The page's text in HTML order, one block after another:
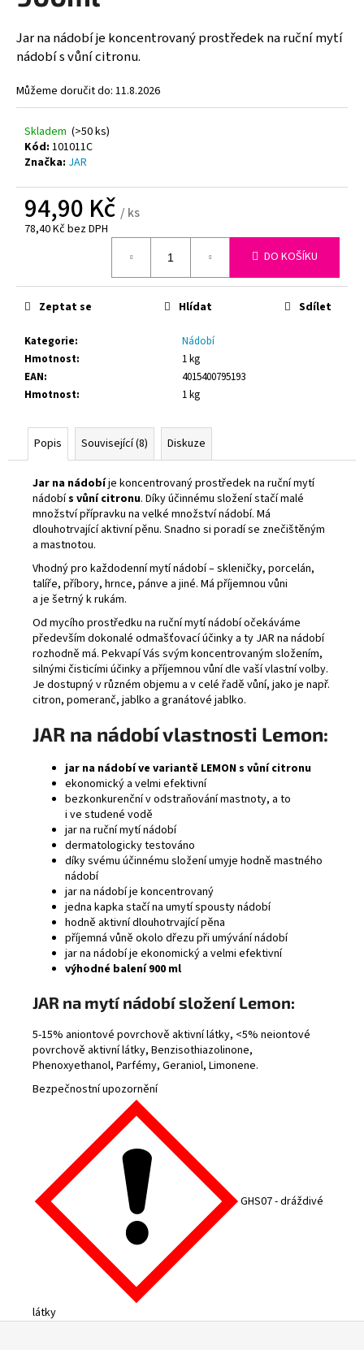
hvězdiček.
Jar na nádobí je koncentrovaný prostředek na ruční mytí
nádobí s vůní citronu.
Můžeme doručit do: 11.8.2026
Skladem (>50 ks)
Kód: 101011C
Značka: JAR
94,90 Kč / ks
78,40 Kč bez DPH
DO KOŠÍKU
Kategorie:
Nádobí
Hmotnost:
1 kg
EAN:
4015400795193
Hmotnost: 1 kg
Zeptat se Hlídat Sdílet
Popis Související (8) Diskuze
Jar na nádobíje koncentrovaný prostředek na ruční mytí
nádobís vůní citronu. Díky účinnému složení stačí malé
množství přípravku na velké množství nádobí. Má
dlouhotrvající aktivní pěnu. Snadno si poradí se znečištěným
a mastnotou.
Vhodný pro každodenní mytí nádobí – skleničky, porcelán,
talíře, příbory, hrnce, pánve a jiné. Má příjemnou vůni
a je šetrný k rukám.
Od mycího prostředku na ruční mytí nádobí očekáváme
především dokonalé odmašťovací účinky a ty JAR na nádobí
rozhodně má. Pekvapí Vás svým koncentrovaným složením,
silnými čisticími účinky a příjemnou vůní dle vaší vlastní volby.
Je dostupný v různém objemu a v celé řadě vůní, jako je např.
citron, pomeranč, jablko a granátové jablko.
JAR na nádobí vlastnosti Lemon:
jar na nádobí ve variantě LEMON s vůní citronu
ekonomický a velmi efektivní
bezkonkurenční v odstraňování mastnoty, a to
i ve studené vodě
jar na ruční mytí nádobí
dermatologicky testováno
díky svému účinnému složení umyje hodně mastného
nádobí
jar na nádobí je koncentrovaný
jedna kapka stačí na umytí spousty nádobí
hodně aktivní dlouhotrvající pěna
příjemná vůně okolo dřezu při umývání nádobí
jar na nádobí je ekonomický a velmi efektivní
výhodné balení 900 ml
JAR na mytí nádobí složení Lemon:
5-15% aniontové povrchově aktivní látky, <5% neiontové
povrchově aktivní látky, Benzisothiazolinone,
Phenoxyethanol, Parfémy, Geraniol, Limonene.
Bezpečnostní upozornění
GHS07 - dráždivé
látky
j
í
t
?
HLEDAT
o
u
u
e
PLYNOVÁ
KARTUŠE
MEVA
190G,
PROPAN,
BUTAN.
Původně:
54,90